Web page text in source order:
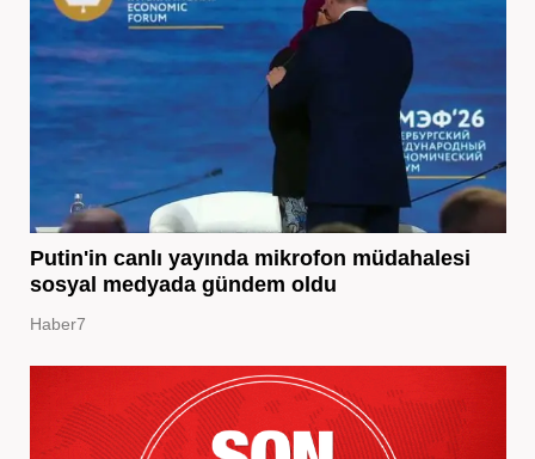
Putin'in canlı yayında mikrofon müdahalesi
sosyal medyada gündem oldu
Haber7